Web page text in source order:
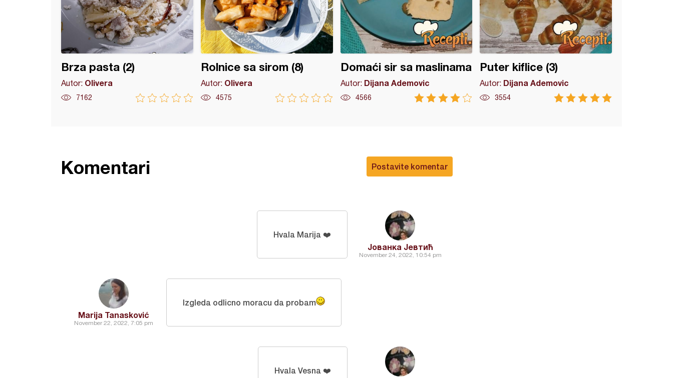
Brza pasta (2)
Autor: Olivera
7162
Rolnice sa sirom (8)
Autor: Olivera
4575
Domaći sir sa maslinama
Autor: Dijana Ademovic
4566
Puter kiflice (3)
Autor: Dijana Ademovic
3554
Postavite komentar
Komentari
Јованка Јевтић
November 24, 2022, 10:54 pm
Hvala Marija ❤️
Marija Tanasković
November 22, 2022, 7:05 pm
Izgleda odlicno moracu da probam
Hvala Vesna ❤️